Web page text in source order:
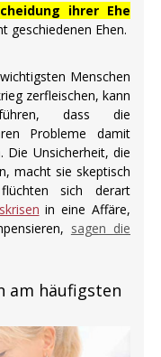
ihrer Ehe
geschiedenen Ehen.
Menschen
zerfleischen, kann
dass die
Probleme damit
Die Unsicherheit, die
macht sie skeptisch
sich derart
in eine Affäre,
sagen die
am häufigsten